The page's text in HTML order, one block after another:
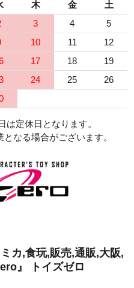
木 金
土
3 4
5
10 11
12
17 18
19
24 25
26
は定休日となります。
なる場合がございます。
カ,食玩,販売,通販,大阪,
』 トイズゼロ